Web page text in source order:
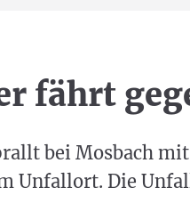
fährt
bei Mosbach
Unfallort. Die